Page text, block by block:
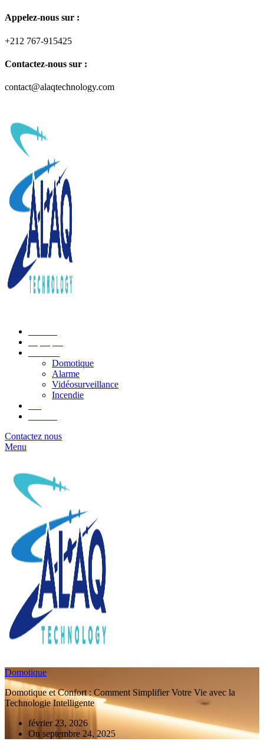
Appelez-nous sur :
+212 767-915425
Contactez-nous sur :
contact@alaqtechnology.com
Domotique
Alarme
Vidéosurveillance
Incendie
Contactez nous
Menu
Domotique
Domotique et Confort : Comment Simplifier Votre Vie avec la
Technologie Intelligente
février 23, 2026
On septembre 24, 2025